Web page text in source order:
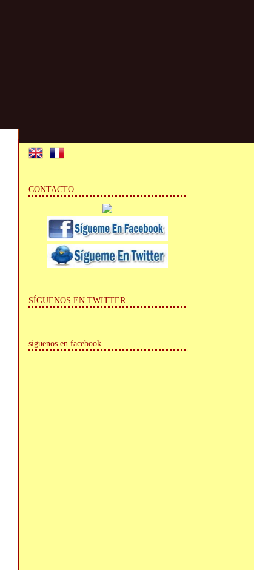
CONTACTO
SÍGUENOS EN TWITTER
siguenos en facebook